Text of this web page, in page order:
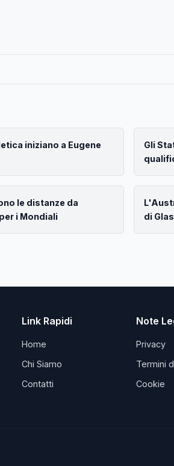
iniziano a Eugene
Gli
le distanze da
i Mondiali
di
Link Rapidi
Home
Chi Siamo
Contatti
Note
Privacy
Termini
Cookie